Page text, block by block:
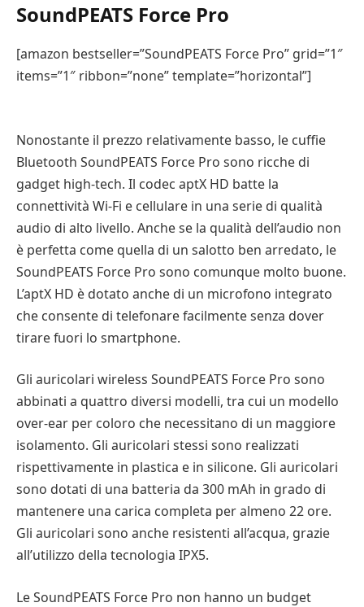
SoundPEATS Force Pro
[amazon bestseller=”SoundPEATS Force Pro” grid=”1″
items=”1″ ribbon=”none” template=”horizontal”]
Nonostante il prezzo relativamente basso, le cuffie
Bluetooth SoundPEATS Force Pro sono ricche di
gadget high-tech. Il codec aptX HD batte la
connettività Wi-Fi e cellulare in una serie di qualità
audio di alto livello. Anche se la qualità dell’audio non
è perfetta come quella di un salotto ben arredato, le
SoundPEATS Force Pro sono comunque molto buone.
L’aptX HD è dotato anche di un microfono integrato
che consente di telefonare facilmente senza dover
tirare fuori lo smartphone.
Gli auricolari wireless SoundPEATS Force Pro sono
abbinati a quattro diversi modelli, tra cui un modello
over-ear per coloro che necessitano di un maggiore
isolamento. Gli auricolari stessi sono realizzati
rispettivamente in plastica e in silicone. Gli auricolari
sono dotati di una batteria da 300 mAh in grado di
mantenere una carica completa per almeno 22 ore.
Gli auricolari sono anche resistenti all’acqua, grazie
all’utilizzo della tecnologia IPX5.
Le SoundPEATS Force Pro non hanno un budget